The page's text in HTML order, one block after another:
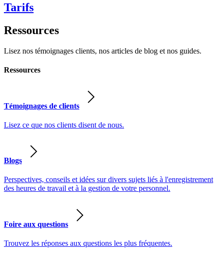
Tarifs
Ressources
Lisez nos témoignages clients, nos articles de blog et nos guides.
Ressources
Témoignages de clients
Lisez ce que nos clients disent de nous.
Blogs
Perspectives, conseils et idées sur divers sujets liés à l'enregistrement
des heures de travail et à la gestion de votre personnel.
Foire aux questions
Trouvez les réponses aux questions les plus fréquentes.